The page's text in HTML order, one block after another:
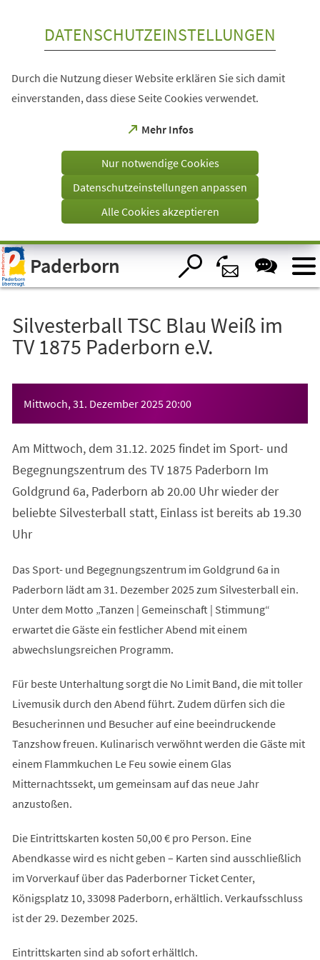
Visuelle
Assistenzsoftware
öffnen.
DATENSCHUTZEINSTELLUNGEN
Durch die Nutzung dieser Website erklären Sie sich damit
einverstanden, dass diese Seite Cookies verwendet.
Mehr Infos
(Öffnet
einem
Tab)
Nur notwendige Cookies
Datenschutzeinstellungen anpassen
Alle Cookies akzeptieren
Paderborn
Silvesterball TSC Blau Weiß im
TV 1875 Paderborn e.V.
Mittwoch, 31. Dezember 202520:00
Am Mittwoch, dem 31.12. 2025 findet im Sport- und
Begegnungszentrum des TV 1875 Paderborn Im
Goldgrund 6a, Paderborn ab 20.00 Uhr wieder der
beliebte Silvesterball statt, Einlass ist bereits ab 19.30
Uhr
Das Sport- und Begegnungszentrum im Goldgrund 6a in
Paderborn lädt am 31. Dezember 2025 zum Silvesterball ein.
Unter dem Motto „Tanzen | Gemeinschaft | Stimmung“
erwartet die Gäste ein festlicher Abend mit einem
abwechslungsreichen Programm.
Für beste Unterhaltung sorgt die No Limit Band, die mit toller
Livemusik durch den Abend führt. Zudem dürfen sich die
Besucherinnen und Besucher auf eine beeindruckende
Tanzshow freuen. Kulinarisch verwöhnt werden die Gäste mit
einem Flammkuchen Le Feu sowie einem Glas
Mitternachtssekt, um gemeinsam auf das neue Jahr
anzustoßen.
Die Eintrittskarten kosten 50,00 € pro Person. Eine
Abendkasse wird es nicht geben – Karten sind ausschließlich
im Vorverkauf über das Paderborner Ticket Center,
Königsplatz 10, 33098 Paderborn, erhältlich. Verkaufsschluss
ist der 29. Dezember 2025.
Eintrittskarten sind ab sofort erhältlch.